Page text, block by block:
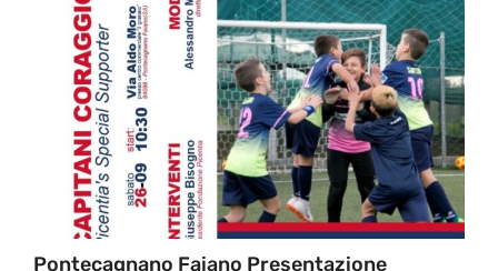
Pontecagnano Faiano Presentazione